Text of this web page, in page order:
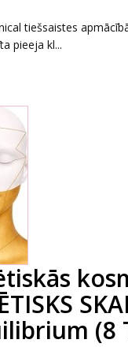
tiešsaistes
pieeja kl...
(8